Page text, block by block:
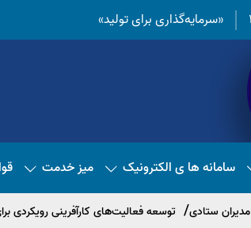
«سرمایه‌گذاری برای تولید»
سامانه ها ی الکترونیک میز خدمت
مدیران ستادی توسعه فعالیت‌های کارآفرینی رویکردی